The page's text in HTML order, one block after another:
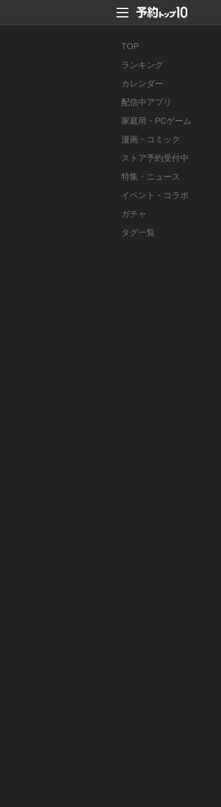
TOP
ランキング
カレンダー
配信中アプリ
家庭用・PCゲーム
漫画・コミック
ストア予約受付中
特集・ニュース
イベント・コラボ
ガチャ
タグ一覧